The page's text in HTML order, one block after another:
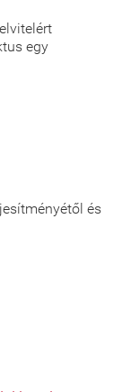
egy
és